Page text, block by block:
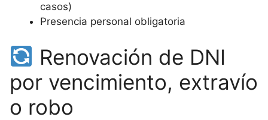
casos)
Presencia personal obligatoria
Renovación de DNI
por vencimiento, extravío
o robo